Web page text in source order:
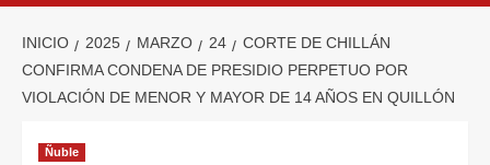
INICIO 2025 MARZO 24
CORTE DE CHILLÁN
CONFIRMA CONDENA DE PRESIDIO PERPETUO POR
VIOLACIÓN DE MENOR Y MAYOR DE 14 AÑOS EN QUILLÓN
Ñuble